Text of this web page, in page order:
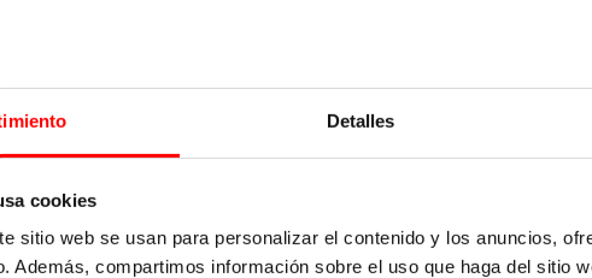
Detalles
cookies
sitio web se usan para personalizar el contenido y los anuncios,
Además, compartimos información sobre el uso que haga del sitio
de la instalación y en un lugar visible para el personal.
en estanterías
almacén, conduce a un potencial alto riesgo de accidentes como
sufren los elementos estructurales que componen lasestanterías